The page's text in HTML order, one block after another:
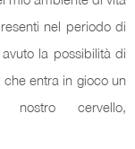
nel periodo di
la possibilità di
entra in gioco un
nostro cervello,